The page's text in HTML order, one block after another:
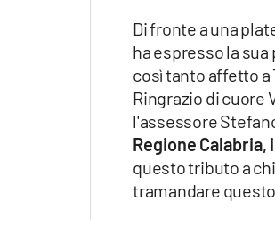
Di fronte a una
ha espresso la
così tanto affetto
Ringrazio di cuore
l'assessore
Regione
questo tributo a
tramandare